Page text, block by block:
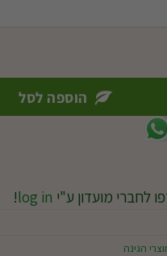
פירות
הוספה לסל
לחברי מועדון ע"י log in
!
הגינה